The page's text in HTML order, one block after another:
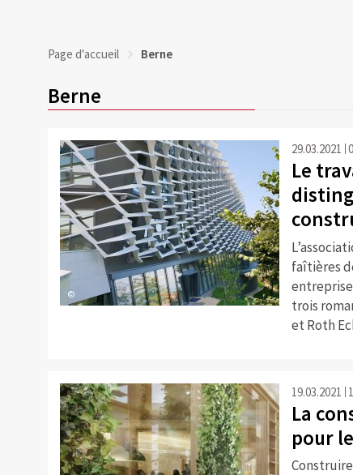
Page d'accueil Berne
Berne
©
29.03.2021
Le
faîtières
trois
et Roth
19.03.2021
La
pour